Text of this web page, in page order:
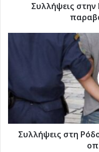
Συλλήψεις
κλοπές
και
παράνομη
οπλοκατοχή
Συλλήψεις στη